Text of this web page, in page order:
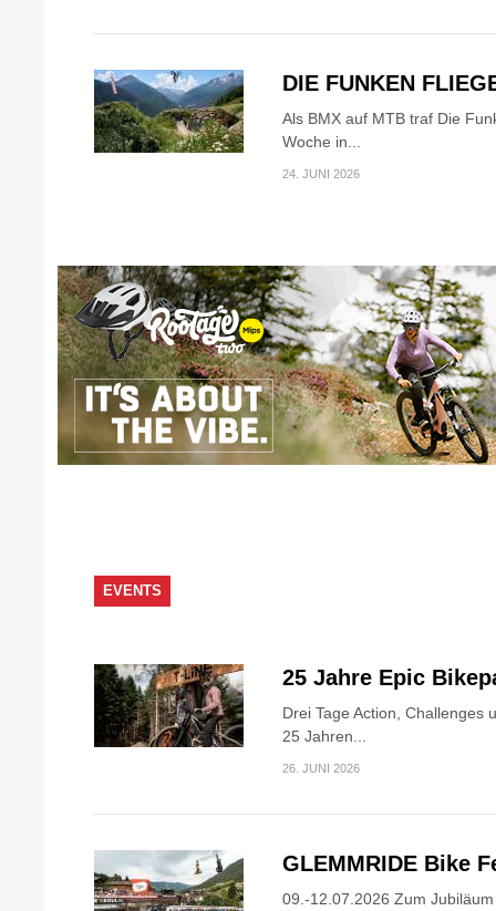
DIE FUNKEN
Als BMX auf MTB traf Die
Woche in...
24. JUNI 2026
EVENTS
25 Jahre Epic
Drei Tage Action, Challenges
25 Jahren...
26. JUNI 2026
GLEMMRIDE Bike
09.-12.07.2026 Zum